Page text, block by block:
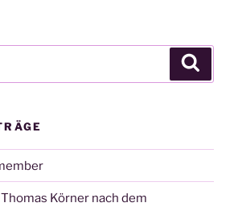
Körner nach dem